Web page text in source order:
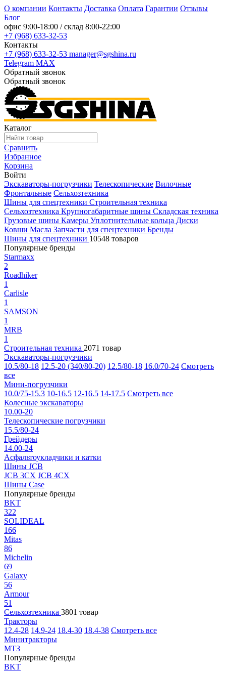
О компании Контакты Доставка Оплата Гарантии Отзывы
Блог
офис 9:00-18:00 / склад 8:00-22:00
+7 (968) 633-32-53
Контакты
+7 (968) 633-32-53 manager@sgshina.ru
Telegram MAX
Обратный звонок
Обратный звонок
Каталог
Сравнить
Избранное
Корзина
Войти
Экскаваторы-погрузчики Телескопические Вилочные
Фронтальные Сельхозтехника
Шины для спецтехники Строительная техника
Сельхозтехника Крупногабаритные шины Складская техника
Грузовые шины Камеры Уплотнительные кольца Диски
Ковши Масла Запчасти для спецтехники Бренды
Шины для спецтехники 10548 товаров
Популярные бренды
Starmaxx
2
Roadhiker
1
Carlisle
1
SAMSON
1
MRB
1
Строительная техника 2071 товар
Экскаваторы-погрузчики
10.5/80-18 12.5-20 (340/80-20) 12.5/80-18 16.0/70-24 Смотреть
все
Мини-погрузчики
10.0/75-15.3 10-16.5 12-16.5 14-17.5 Смотреть все
Колесные экскаваторы
10.00-20
Телескопические погрузчики
15.5/80-24
Грейдеры
14.00-24
Асфальтоукладчики и катки
Шины JCB
JCB 3CX JCB 4CX
Шины Case
Популярные бренды
BKT
322
SOLIDEAL
166
Mitas
86
Michelin
69
Galaxy
56
Armour
51
Сельхозтехника 3801 товар
Тракторы
12.4-28 14.9-24 18.4-30 18.4-38 Смотреть все
Минитракторы
МТЗ
Популярные бренды
BKT